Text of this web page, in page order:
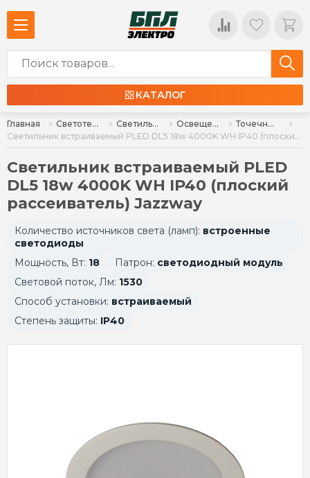
КАТАЛОГ
Главная Светотехника Светильники Освещение для дома и интерьера
Точечные : встраиваемые и накладные
Светильник встраиваемый PLED DL5 18w 4000K WH IP40 (плоский рассеиватель) Jazzway
Светильник встраиваемый PLED
DL5 18w 4000K WH IP40 (плоский
рассеиватель) Jazzway
Количество источников света (ламп): встроенные
светодиоды
Мощность, Вт: 18 Патрон: светодиодный модуль
Световой поток, Лм: 1530
Способ установки: встраиваемый
Степень защиты: IP40